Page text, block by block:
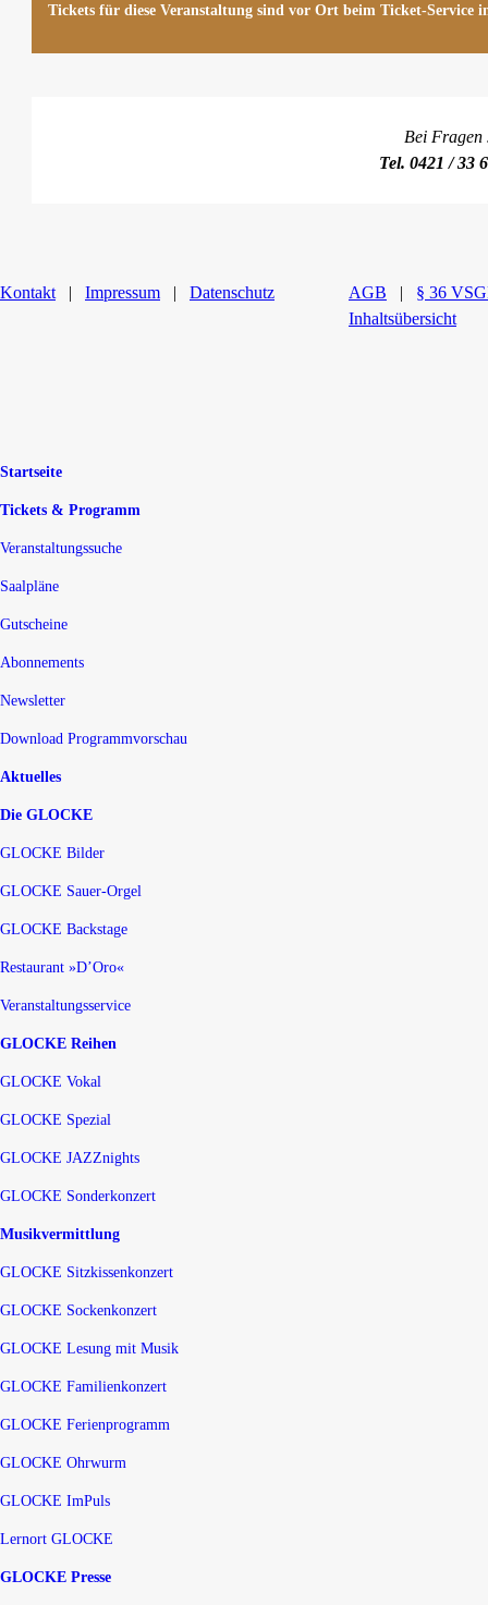
Tickets für diese Veranstaltung sind vor Ort beim Ticket-Service
Bei Fragen
Tel. 0421 / 33
Kontakt | Impressum | Datenschutz AGB | § 36
Inhaltsübersicht
Startseite
Tickets & Programm
Veranstaltungssuche
Saalpläne
Gutscheine
Abonnements
Newsletter
Download Programmvorschau
Aktuelles
Die GLOCKE
GLOCKE Bilder
GLOCKE Sauer-Orgel
GLOCKE Backstage
Restaurant »D’Oro«
Veranstaltungsservice
GLOCKE Reihen
GLOCKE Vokal
GLOCKE Spezial
GLOCKE JAZZnights
GLOCKE Sonderkonzert
Musikvermittlung
GLOCKE Sitzkissenkonzert
GLOCKE Sockenkonzert
GLOCKE Lesung mit Musik
GLOCKE Familienkonzert
GLOCKE Ferienprogramm
GLOCKE Ohrwurm
GLOCKE ImPuls
Lernort GLOCKE
GLOCKE Presse